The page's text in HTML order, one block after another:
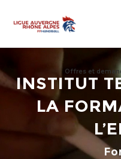
Offres et
INSTITUT
LA